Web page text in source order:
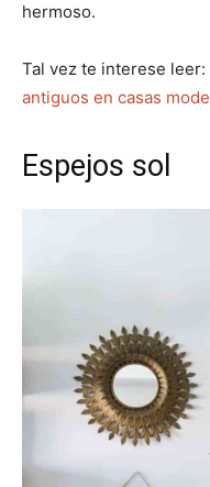
hermoso.
Tal vez te interese leer:
antiguos en casas
Espejos sol